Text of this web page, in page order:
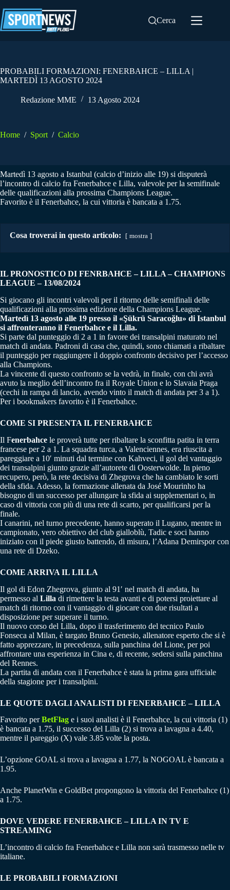
al
contenuto
Cerca
PROBABILI FORMAZIONI: FENERBAHCE – LILLA |
MARTEDÌ 13 AGOSTO 2024
Redazione MME 13 Agosto 2024
Home / Sport / Calcio
Martedì 13 agosto a Istanbul (calcio d’inizio alle 19) si disputerà
l’incontro di calcio fra Fenerbahce e Lilla, valevole per la semifinale
delle qualificazioni alla prossima Champions League.
Favorito è il Fenerbahce, la cui vittoria è bancata a 1.75.
Cosa troverai in questo articolo: mostra
IL PRONOSTICO DI FENRBAHCE – LILLA– CHAMPIONS
LEAGUE – 13/08/2024
Si giocano gli incontri valevoli per il ritorno delle semifinali delle
qualificazioni alla prossima edizione della Champions League.
Martedì 13 agosto alle 19 presso il «Şükrü Saracoğlu» di Istanbul
si affronteranno il Fenerbahce e il Lilla.
Si parte dal punteggio di 2 a 1 in favore dei transalpini maturato nel
match di andata. Padroni di casa che, quindi, sono chiamati a ribaltare
il punteggio per raggiungere il doppio confronto decisivo per l’accesso
alla Champions.
La vincente di questo confronto se la vedrà, in finale, con chi avrà
avuto la meglio dell’incontro fra il Royale Union e lo Slavaia Praga
(cechi in rampa di lancio, avendo vinto il match di andata per 3 a 1).
Per i bookmakers favorito è il Fenerbahce.
COME SI PRESENTA IL FENERBAHCE
Il Fenerbahce le proverà tutte per ribaltare la sconfitta patita in terra
francese per 2 a 1. La squadra turca, a Valenciennes, era riuscita a
pareggiare a 10′ minuti dal termine con Kahveci, il gol del vantaggio
dei transalpini giunto grazie all’autorete di Oosterwolde. In pieno
recupero, però, la rete decisiva di Zhegrova che ha cambiato le sorti
della sfida. Adesso, la formazione allenata da José Mourinho ha
bisogno di un successo per allungare la sfida ai supplementari o, in
caso di vittoria con più di una rete di scarto, per qualificarsi per la
finale.
I canarini, nel turno precedente, hanno superato il Lugano, mentre in
campionato, vero obiettivo del club gialloblù, Tadic e soci hanno
iniziato con il piede giusto battendo, di misura, l’Adana Demirspor con
una rete di Dzeko.
COME ARRIVA IL LILLA
Il gol di Edon Zhegrova, giunto al 91′ nel match di andata, ha
permesso al Lilla di rimettere la testa avanti e di potersi proiettare al
match di ritorno con il vantaggio di giocare con due risultati a
disposizione per superare il turno.
Il nuovo corso del Lilla, dopo il trasferimento del tecnico Paulo
Fonseca al Milan, è targato Bruno Genesio, allenatore esperto che si è
fatto apprezzare, in precedenza, sulla panchina del Lione, per poi
affrontare una esperienza in Cina e, di recente, sedersi sulla panchina
del Rennes.
La partita di andata con il Fenerbahce è stata la prima gara ufficiale
della stagione per i transalpini.
LE QUOTE DAGLI ANALISTI DI FENERBAHCE – LILLA
Favorito perBetFlag e i suoi analisti è il Fenerbahce, la cui vittoria (1)
è bancata a 1.75, il successo del Lilla (2) si trova a lavagna a 4.40,
mentre il pareggio (X) vale 3.85 volte la posta.
L’opzione GOAL si trova a lavagna a 1.77, la NOGOAL è bancata a
1.95.
Anche PlanetWin e GoldBet propongono la vittoria del Fenerbahce (1)
a 1.75.
DOVE VEDERE FENERBAHCE – LILLA IN TV E
STREAMING
L’incontro di calcio fra Fenerbahce e Lilla non sarà trasmesso nelle tv
italiane.
LE PROBABILI FORMAZIONI